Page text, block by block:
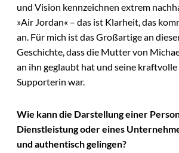
und Vision kennzeichnen extrem
»Air Jordan« – das ist Klarheit, das
an. Für mich ist das Großartige an
Geschichte, dass die Mutter von
an ihn geglaubt hat und seine
Supporterin war.
Wie kann die Darstellung einer
Dienstleistung oder eines
und authentisch gelingen?